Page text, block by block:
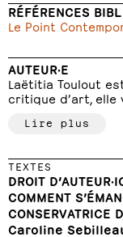
RÉFÉRENCES
Le Point
AUTEUR·E
Laëtitia Toulout
critique d’art, elle
Lire plus
TEXTES
DROIT
COMMENT
CONSERVATRICE
Caroline